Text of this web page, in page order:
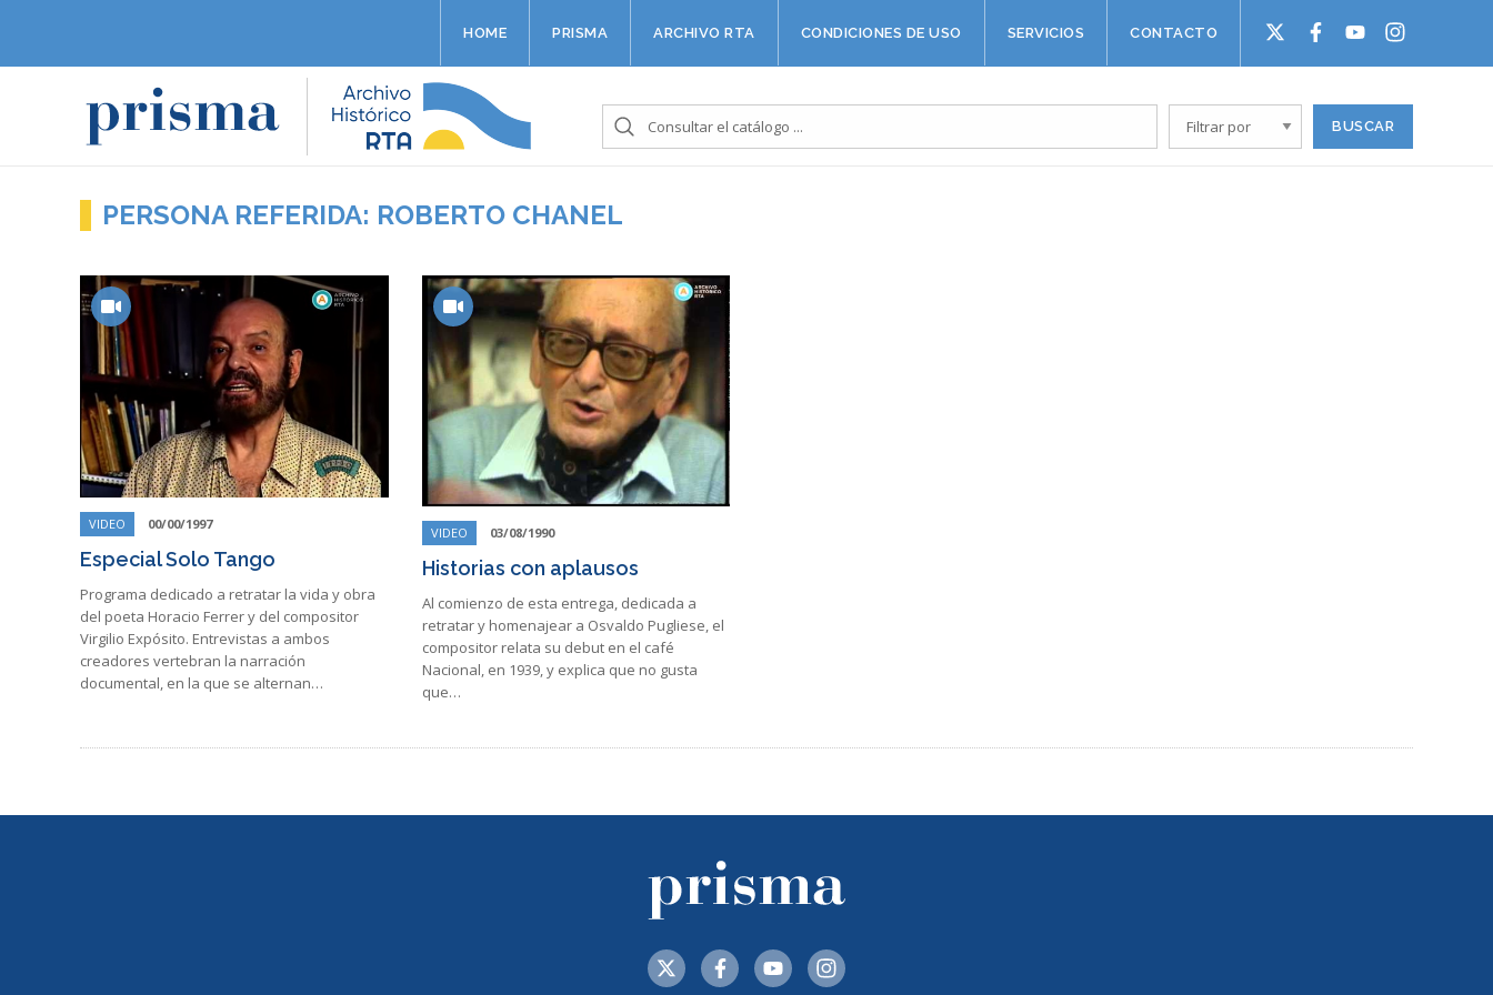
HOME PRISMA ARCHIVO RTA CONDICIONES DE USO SERVICIOS CONTACTO
PERSONA REFERIDA: ROBERTO CHANEL
VIDEO 00/00/1997
Especial Solo Tango
Programa dedicado a retratar la vida y obra
del poeta Horacio Ferrer y del compositor
Virgilio Expósito. Entrevistas a ambos
creadores vertebran la narración
documental, en la que se alternan…
VIDEO 03/08/1990
Historias con aplausos
Al comienzo de esta entrega, dedicada a
retratar y homenajear a Osvaldo Pugliese, el
compositor relata su debut en el café
Nacional, en 1939, y explica que no gusta
que…